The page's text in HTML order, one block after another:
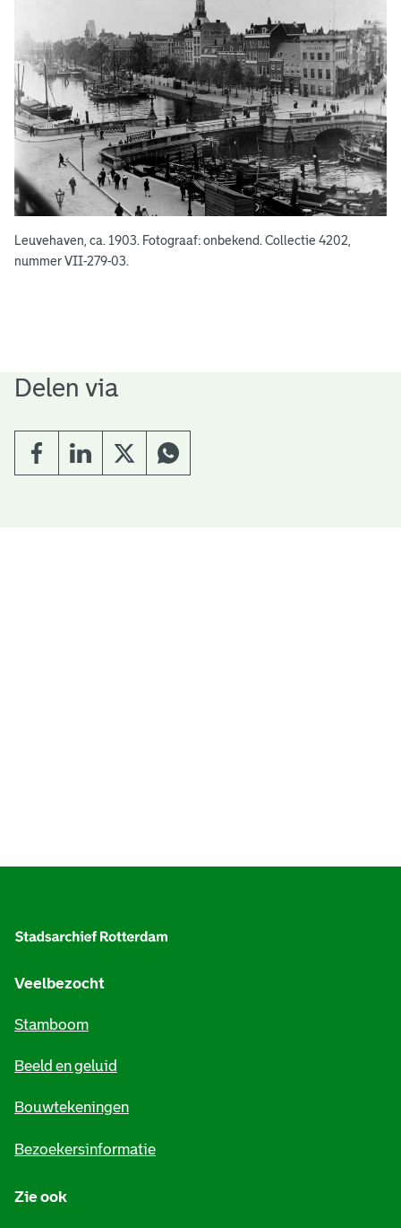
n
Leuvehaven, ca. 1903. Fotograaf: onbekend. Collectie 4202,
nummer VII-279-03.
Delen via
Veelbezocht
Stamboom
Beeld en geluid
Bouwtekeningen
Bezoekersinformatie
Zie ook